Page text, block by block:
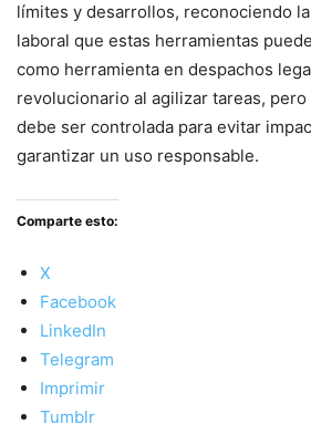
límites y desarrollos, reconociendo
laboral que estas herramientas
como herramienta en despachos
revolucionario al agilizar tareas,
debe ser controlada para evitar
garantizar un uso responsable.
Comparte esto:
X
Facebook
LinkedIn
Telegram
Imprimir
Tumblr